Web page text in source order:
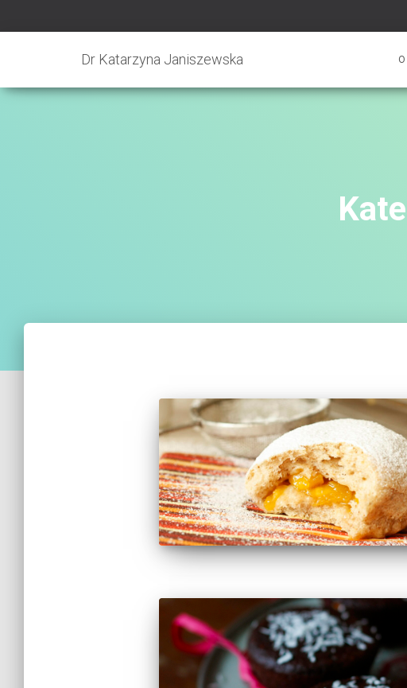
Dr Katarzyna Janiszewska